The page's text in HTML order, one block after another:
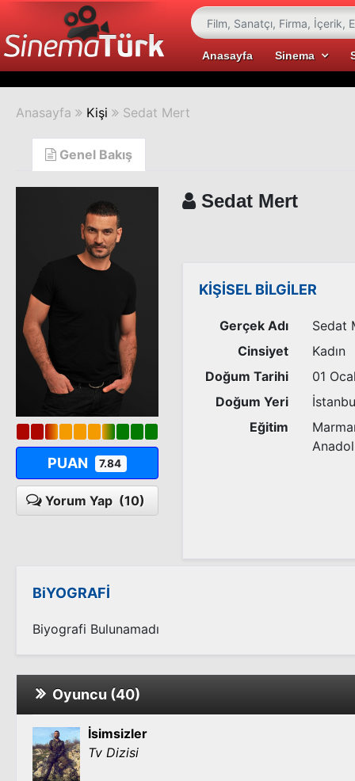
Anasayfa Sinema
Anasayfa Kişi Sedat Mert
Genel Bakış
PUAN 7.84
Yorum Yap (10)
Sedat Mert
KİŞİSEL BİLGİLER
Gerçek Adı
Sedat
Cinsiyet
Kadın
Doğum Tarihi
01
Doğum Yeri
Eğitim
BiYOGRAFİ
Biyografi Bulunamadı
Oyuncu (40)
İsimsizler
Tv Dizisi